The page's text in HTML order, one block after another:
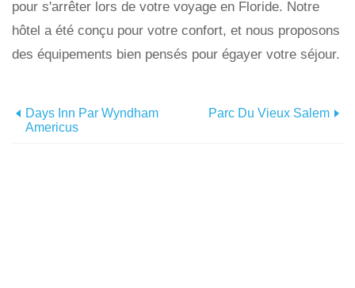
pour s'arrêter lors de votre voyage en Floride. Notre
hôtel a été conçu pour votre confort, et nous proposons
des équipements bien pensés pour égayer votre séjour.
Days Inn Par Wyndham
Americus
Parc Du Vieux Salem